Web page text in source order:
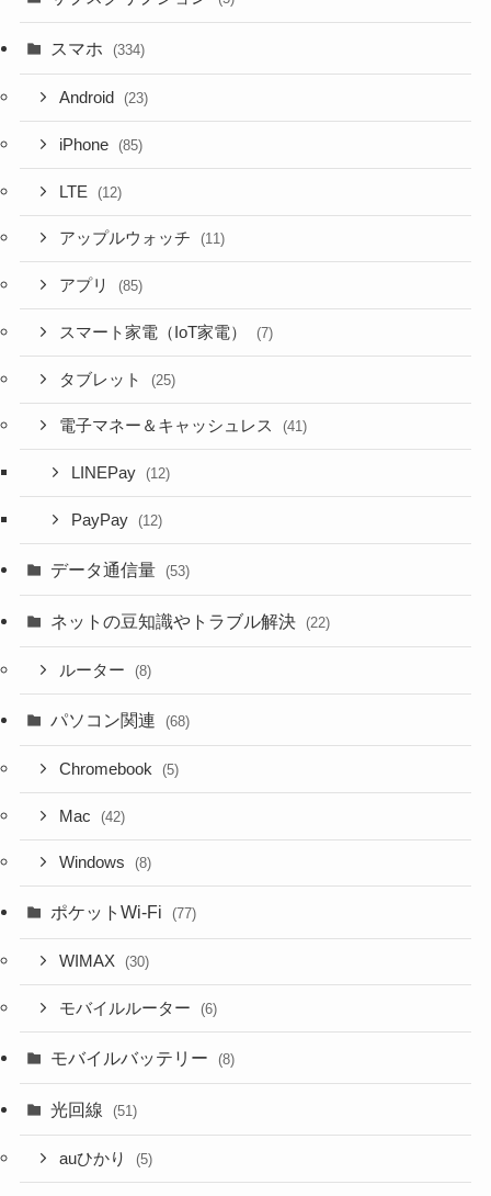
スマホ (334)
Android (23)
iPhone (85)
LTE (12)
アップルウォッチ (11)
アプリ (85)
スマート家電（IoT家電） (7)
タブレット (25)
電子マネー＆キャッシュレス (41)
LINEPay (12)
PayPay (12)
データ通信量 (53)
ネットの豆知識やトラブル解決 (22)
ルーター (8)
パソコン関連 (68)
Chromebook (5)
Mac (42)
Windows (8)
ポケットWi-Fi (77)
WIMAX (30)
モバイルルーター (6)
モバイルバッテリー (8)
光回線 (51)
auひかり (5)